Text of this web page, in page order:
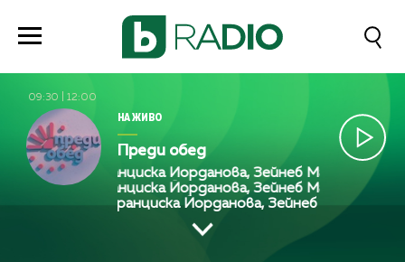
09:30 12:00
НА ЖИВО
Преди обед
Франциска Йорданова, Зейнеб Маджурова, Оля
Франциска Йорданова, Зейнеб Маджурова, Оля
Франциска Йорданова, Зейнеб Маджурова,